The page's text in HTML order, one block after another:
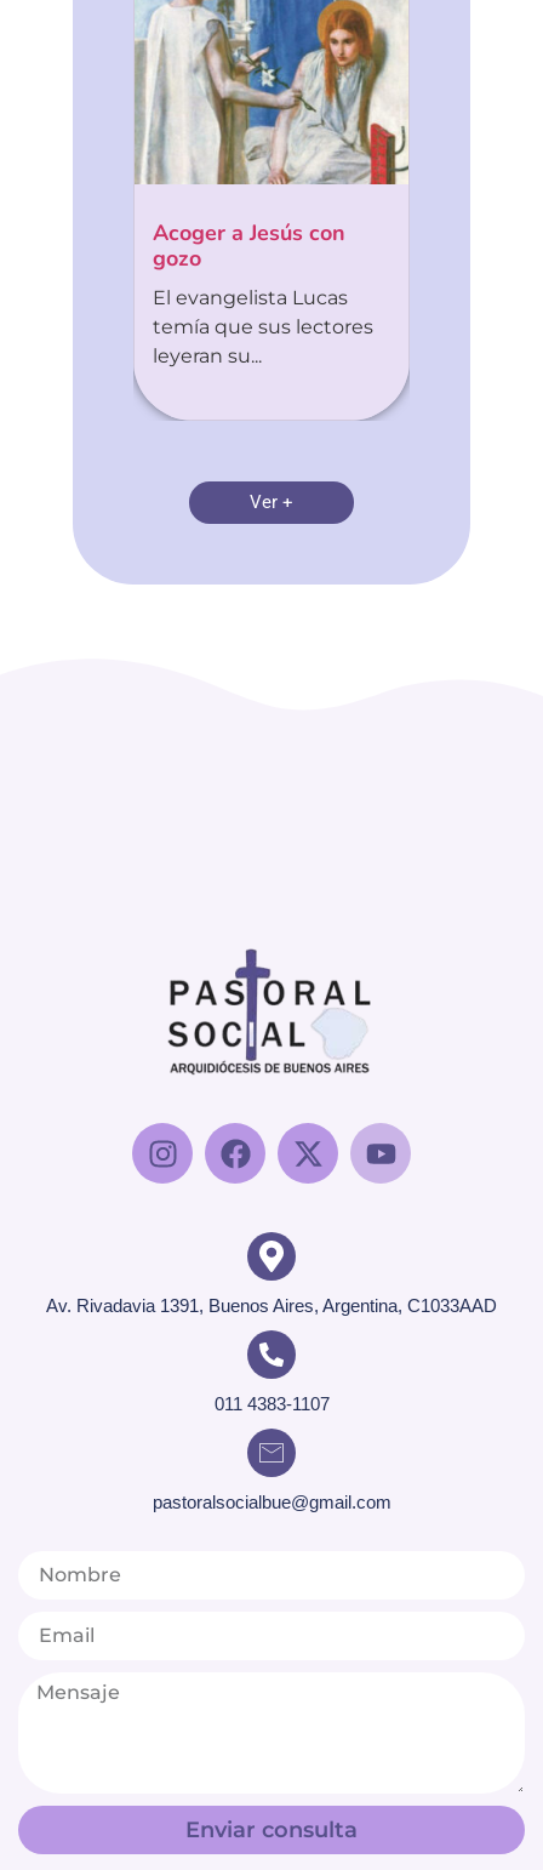
Acoger a Jesús con
gozo
El evangelista Lucas
temía que sus lectores
leyeran su...
Ver +
Av. Rivadavia 1391, Buenos Aires, Argentina, C1033AAD
011 4383-1107
pastoralsocialbue@gmail.com
Enviar consulta